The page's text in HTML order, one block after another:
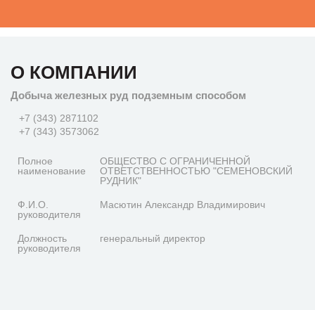
О КОМПАНИИ
Добыча железных руд подземным способом
+7 (343) 2871102
+7 (343) 3573062
Полное
наименование
ОБЩЕСТВО С ОГРАНИЧЕННОЙ
ОТВЕТСТВЕННОСТЬЮ "СЕМЕНОВСКИЙ
РУДНИК"
Ф.И.О.
руководителя
Масютин Александр Владимирович
Должность
руководителя
генеральный директор